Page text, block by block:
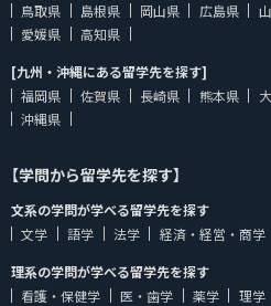
鳥取県
島根県 岡山県 広島県
愛媛県
高知県
[九州・沖縄にある留学先を探す]
福岡県
佐賀県 長崎県 熊本県
沖縄県
【学問から留学先を探す】
文系の学問が学べる留学先を探す
文学
語学 法学 経済・経営・商学
理系の学問が学べる留学先を探す
看護・保健学
医・歯学 薬学 理学